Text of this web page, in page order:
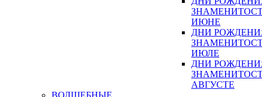
ИЮНЕ
ДНИ
ИЮЛЕ
ДНИ
АВГУСТЕ